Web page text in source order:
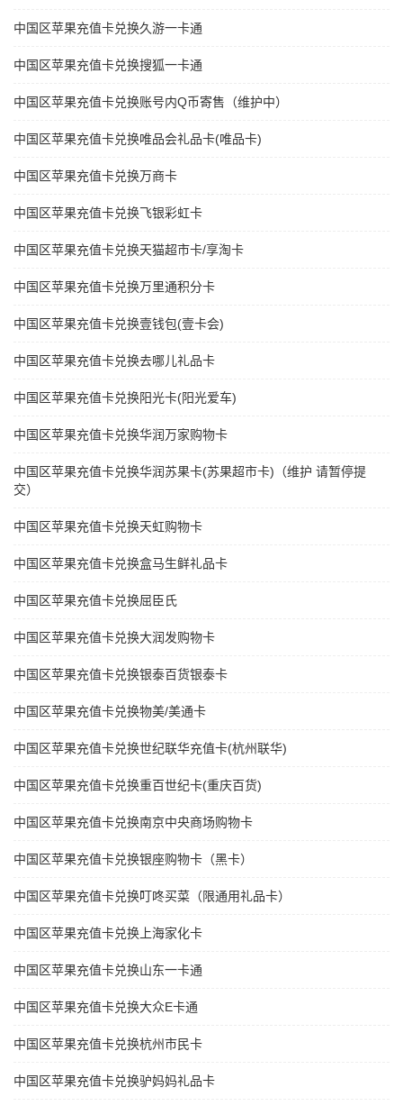
中国区苹果充值卡兑换久游一卡通
中国区苹果充值卡兑换搜狐一卡通
中国区苹果充值卡兑换账号内Q币寄售（维护中）
中国区苹果充值卡兑换唯品会礼品卡(唯品卡)
中国区苹果充值卡兑换万商卡
中国区苹果充值卡兑换飞银彩虹卡
中国区苹果充值卡兑换天猫超市卡/享淘卡
中国区苹果充值卡兑换万里通积分卡
中国区苹果充值卡兑换壹钱包(壹卡会)
中国区苹果充值卡兑换去哪儿礼品卡
中国区苹果充值卡兑换阳光卡(阳光爱车)
中国区苹果充值卡兑换华润万家购物卡
中国区苹果充值卡兑换华润苏果卡(苏果超市卡)（维护 请暂停提
交）
中国区苹果充值卡兑换天虹购物卡
中国区苹果充值卡兑换盒马生鲜礼品卡
中国区苹果充值卡兑换屈臣氏
中国区苹果充值卡兑换大润发购物卡
中国区苹果充值卡兑换银泰百货银泰卡
中国区苹果充值卡兑换物美/美通卡
中国区苹果充值卡兑换世纪联华充值卡(杭州联华)
中国区苹果充值卡兑换重百世纪卡(重庆百货)
中国区苹果充值卡兑换南京中央商场购物卡
中国区苹果充值卡兑换银座购物卡（黑卡）
中国区苹果充值卡兑换叮咚买菜（限通用礼品卡）
中国区苹果充值卡兑换上海家化卡
中国区苹果充值卡兑换山东一卡通
中国区苹果充值卡兑换大众E卡通
中国区苹果充值卡兑换杭州市民卡
中国区苹果充值卡兑换驴妈妈礼品卡